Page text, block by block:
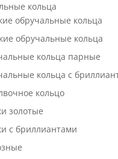
кольца
обручальные кольца
обручальные кольца
кольца парные
кольца с
кольцо
золотые
с бриллиантами